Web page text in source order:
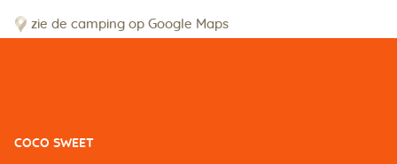
zie de camping op Google Maps
COCO SWEET